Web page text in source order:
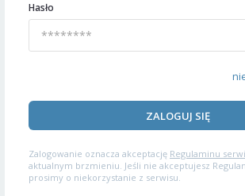
Hasło
ZALOGUJ SIĘ
Zalogowanie oznacza akceptację Regulaminu
aktualnym brzmieniu. Jeśli nie akceptujesz
prosimy o niekorzystanie z serwisu.